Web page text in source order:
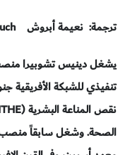
ترجمة: نعيمة أبروش
يشغل دينيس تشوبيرا
تنفيذي للشبكة
نقص المناعة البشرية (
الصحة. وشغل سابقاً منصب